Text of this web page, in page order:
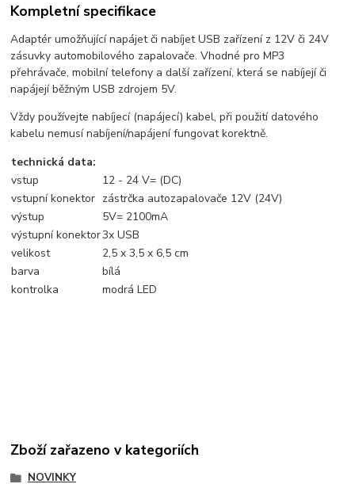
Kompletní specifikace
Adaptér umožňující napájet či nabíjet USB zařízení z 12V či 24V
zásuvky automobilového zapalovače. Vhodné pro MP3
přehrávače, mobilní telefony a další zařízení, která se nabíjejí či
napájejí běžným USB zdrojem 5V.
Vždy používejte nabíjecí (napájecí) kabel, při použití datového
kabelu nemusí nabíjení/napájení fungovat korektně.
technická data:
vstup
12 - 24 V= (DC)
vstupní konektor zástrčka autozapalovače 12V (24V)
výstup
5V= 2100mA
výstupní konektor3x USB
velikost
2,5 x 3,5 x 6,5 cm
barva
bílá
kontrolka
modrá LED
Zboží zařazeno v kategoriích
NOVINKY